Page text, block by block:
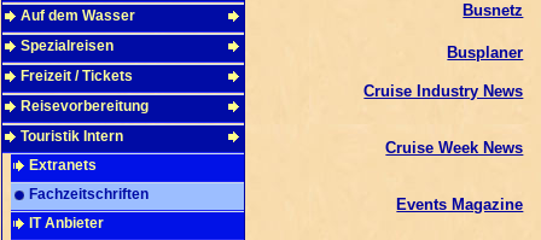
Auf dem Wasser
Spezialreisen
Freizeit / Tickets
Reisevorbereitung
Touristik Intern
Extranets
Fachzeitschriften
IT Anbieter
Busnetz
Busplaner
Cruise Industry News
Cruise Week News
Events Magazine